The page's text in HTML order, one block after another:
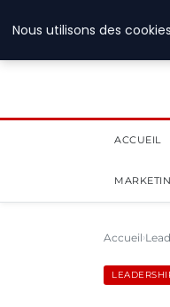
ACCUEIL
Accueil
Nous utilisons des